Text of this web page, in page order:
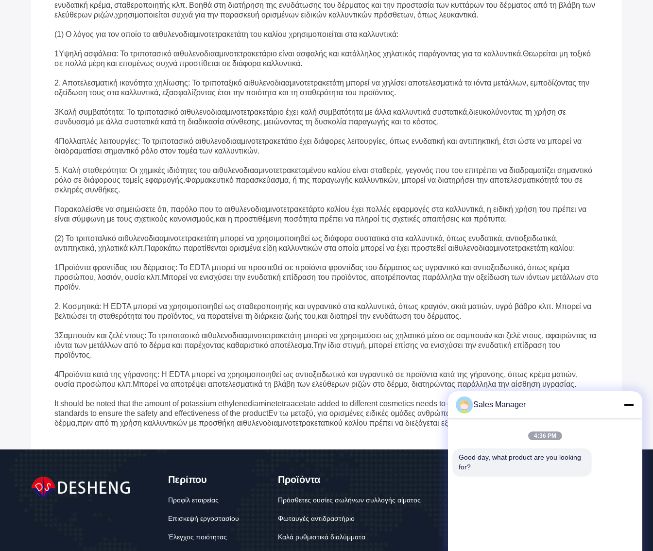
ενυδατική κρέμα, σταθεροποιητής κλπ. Βοηθά στη διατήρηση της ενυδάτωσης του δέρματος και την προστασία των κυττάρων του δέρματος από τη βλάβη των
ελεύθερων ριζών.χρησιμοποιείται συχνά για την παρασκευή ορισμένων ειδικών καλλυντικών πρόσθετων, όπως λευκαντικά.
(1) Ο λόγος για τον οποίο το αιθυλενοδιαμινοτετρακετάτη του καλίου χρησιμοποιείται στα καλλυντικά:
1Υψηλή ασφάλεια: Το τριποτασικό αιθυλενοδιααμινοτετρακετάριο είναι ασφαλής και κατάλληλος χηλατικός παράγοντας για τα καλλυντικά.Θεωρείται μη τοξικό
σε πολλά μέρη και επομένως συχνά προστίθεται σε διάφορα καλλυντικά.
2. Αποτελεσματική ικανότητα χηλίωσης: Το τριποταξικό αιθυλενοδιααμινοτετρακετάτη μπορεί να χηλίσει αποτελεσματικά τα ιόντα μετάλλων, εμποδίζοντας την
οξείδωση τους στα καλλυντικά, εξασφαλίζοντας έτσι την ποιότητα και τη σταθερότητα του προϊόντος.
3Καλή συμβατότητα: Το τριποτασικό αιθυλενοδιααμινοτετρακετάριο έχει καλή συμβατότητα με άλλα καλλυντικά συστατικά,διευκολύνοντας τη χρήση σε
συνδυασμό με άλλα συστατικά κατά τη διαδικασία σύνθεσης, μειώνοντας τη δυσκολία παραγωγής και το κόστος.
4Πολλαπλές λειτουργίες: Το τριποτασικό αιθυλενοδιααμινοτετρακετάτιο έχει διάφορες λειτουργίες, όπως ενυδατική και αντιπηκτική, έτσι ώστε να μπορεί να
διαδραματίσει σημαντικό ρόλο στον τομέα των καλλυντικών.
5. Καλή σταθερότητα: Οι χημικές ιδιότητες του αιθυλενοδιααμινοτετρακεταμένου καλίου είναι σταθερές, γεγονός που του επιτρέπει να διαδραματίζει σημαντικό
ρόλο σε διάφορους τομείς εφαρμογής.Φαρμακευτικό παρασκεύασμα, ή της παραγωγής καλλυντικών, μπορεί να διατηρήσει την αποτελεσματικότητά του σε
σκληρές συνθήκες.
Παρακαλείσθε να σημειώσετε ότι, παρόλο που το αιθυλενοδιαμινοτετρακετάρτο καλίου έχει πολλές εφαρμογές στα καλλυντικά, η ειδική χρήση του πρέπει να
είναι σύμφωνη με τους σχετικούς κανονισμούς,και η προστιθέμενη ποσότητα πρέπει να πληροί τις σχετικές απαιτήσεις και πρότυπα.
(2) Το τριποταλικό αιθυλενοδιααμινοτετρακετάτη μπορεί να χρησιμοποιηθεί ως διάφορα συστατικά στα καλλυντικά, όπως ενυδατικά, αντιοξειδωτικά,
αντιπηκτικά, χηλατικά κλπ.Παρακάτω παρατίθενται ορισμένα είδη καλλυντικών στα οποία μπορεί να έχει προστεθεί αιθυλενοδιααμινοτετρακετάτη καλίου:
1Προϊόντα φροντίδας του δέρματος: Το EDTA μπορεί να προστεθεί σε προϊόντα φροντίδας του δέρματος ως υγραντικό και αντιοξειδωτικό, όπως κρέμα
προσώπου, λοσιόν, ουσία κλπ.Μπορεί να ενισχύσει την ενυδατική επίδραση του προϊόντος, αποτρέποντας παράλληλα την οξείδωση των ιόντων μετάλλων στο
προϊόν.
2. Κοσμητικά: Η EDTA μπορεί να χρησιμοποιηθεί ως σταθεροποιητής και υγραντικό στα καλλυντικά, όπως κραγιόν, σκιά ματιών, υγρό βάθρο κλπ. Μπορεί να
βελτιώσει τη σταθερότητα του προϊόντος, να παρατείνει τη διάρκεια ζωής του,και διατηρεί την ενυδάτωση του δέρματος.
3Σαμπουάν και ζελέ ντους: Το τριποτασικό αιθυλενοδιααμινοτετρακετάτη μπορεί να χρησιμεύσει ως χηλατικό μέσο σε σαμπουάν και ζελέ ντους, αφαιρώντας τα
ιόντα των μετάλλων από το δέρμα και παρέχοντας καθαριστικό αποτέλεσμα.Την ίδια στιγμή, μπορεί επίσης να ενισχύσει την ενυδατική επίδραση του
προϊόντος.
4Προϊόντα κατά της γήρανσης: Η EDTA μπορεί να χρησιμοποιηθεί ως αντιοξειδωτικό και υγραντικό σε προϊόντα κατά της γήρανσης, όπως κρέμα ματιών,
ουσία προσώπου κλπ.Μπορεί να αποτρέψει αποτελεσματικά τη βλάβη των ελεύθερων ριζών στο δέρμα, διατηρώντας παράλληλα την αίσθηση υγρασίας.
It should be noted that the amount of potassium ethylenediaminetetraacetate added to different cosmetics needs to comply with relevant requirements and
standards to ensure the safety and effectiveness of the productΕν τω μεταξύ, για ορισμένες ειδικές ομάδες ανθρώπων, όπως εκείνοι με αλλεργίες ή ευαίσθητο
δέρμα,πριν από τη χρήση καλλυντικών με προσθήκη αιθυλενοδιαμινοτετρακετατικού καλίου πρέπει να διεξάγεται εξέταση του δέρματος.
Περίπου
Προφίλ εταιρείας
Επισκεψή εργοστασίου
Έλεγχος ποιότητας
Προϊόντα
Πρόσθετες ουσίες σωλήνων συλλογής αίματος
Φωταυγές αντιδραστήριο
Καλά ρυθμιστικά διαλύμματα
Sales Manager
4:36 PM
Good day, what product are you looking
for?